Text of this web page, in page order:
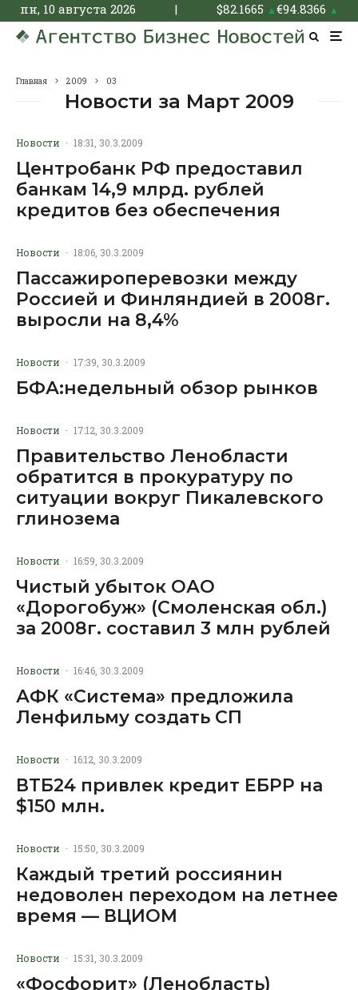
пн, 10 августа 2026 | $82.1665 ▲€94.8366 ▲
Главная 2009 03
Новости за Март 2009
Новости · 18:31, 30.3.2009
Центробанк РФ предоставил
банкам 14,9 млрд. рублей
кредитов без обеспечения
Новости · 18:06, 30.3.2009
Пассажироперевозки между
Россией и Финляндией в 2008г.
выросли на 8,4%
Новости · 17:39, 30.3.2009
БФА:недельный обзор рынков
Новости · 17:12, 30.3.2009
Правительство Ленобласти
обратится в прокуратуру по
ситуации вокруг Пикалевского
глинозема
Новости · 16:59, 30.3.2009
Чистый убыток ОАО
«Дорогобуж» (Смоленская обл.)
за 2008г. составил 3 млн рублей
Новости · 16:46, 30.3.2009
АФК «Система» предложила
Ленфильму создать СП
Новости · 16:12, 30.3.2009
ВТБ24 привлек кредит ЕБРР на
$150 млн.
Новости · 15:50, 30.3.2009
Каждый третий россиянин
недоволен переходом на летнее
время — ВЦИОМ
Новости · 15:31, 30.3.2009
«Фосфорит» (Ленобласть)